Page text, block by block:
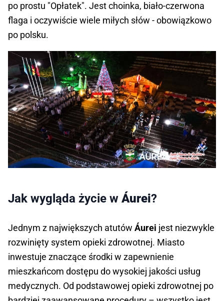
po prostu "Opłatek". Jest choinka, biało-czerwona
flaga i oczywiście wiele miłych słów - obowiązkowo
po polsku.
Jak wygląda życie w Áurei?
Jednym z największych atutów Áurei jest niezwykle
rozwinięty system opieki zdrowotnej. Miasto
inwestuje znaczące środki w zapewnienie
mieszkańcom dostępu do wysokiej jakości usług
medycznych. Od podstawowej opieki zdrowotnej po